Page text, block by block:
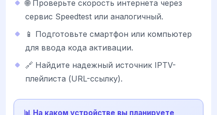
🌐 Проверьте скорость интернета через
сервис Speedtest или аналогичный.
📱 Подготовьте смартфон или компьютер
для ввода кода активации.
🔗 Найдите надежный источник IPTV-
плейлиста (URL-ссылку).
📊 На каком устройстве вы планируете